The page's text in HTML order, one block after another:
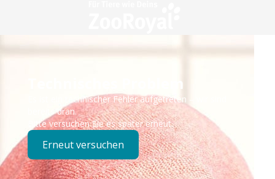
Technisches Problem
Es ist ein technischer Fehler aufgetreten – wir sind
bereits dran.
Bitte versuchen Sie es später erneut.
Erneut versuchen